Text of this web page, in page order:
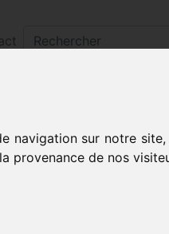
navigation sur notre
provenance de nos
de la souterraine
Les